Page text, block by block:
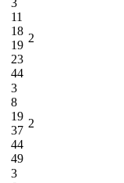
11
18
19
23
44
2
3
8
19
37
44
49
2
3